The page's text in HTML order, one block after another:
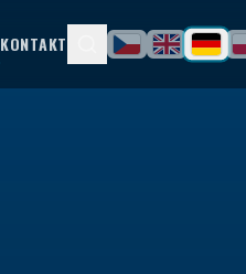
KONTAKT